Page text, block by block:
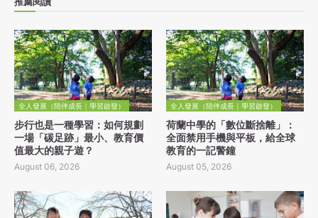
全人發展（陪伴成長｜學習啟發）
步行也是一種學習：如何規劃
一場「碳足跡」最小、教育價
值最大的親子遊？
August 06, 2026
全人發展（陪伴成長｜學習啟發）
荷蘭中學的「數位斷捨離」：
全面禁用手機與平板，給全球
教育的一記警鐘
August 05, 2026